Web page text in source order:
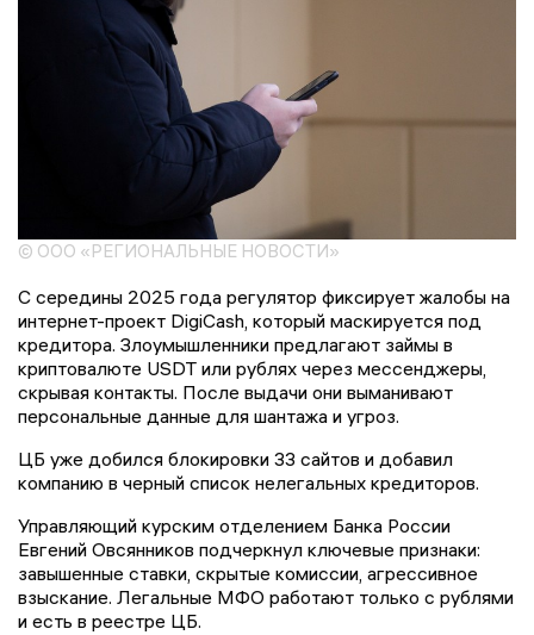
© ООО «РЕГИОНАЛЬНЫЕ НОВОСТИ»
С середины 2025 года регулятор фиксирует жалобы на
интернет-проект DigiCash, который маскируется под
кредитора. Злоумышленники предлагают займы в
криптовалюте USDT или рублях через мессенджеры,
скрывая контакты. После выдачи они выманивают
персональные данные для шантажа и угроз.
ЦБ уже добился блокировки 33 сайтов и добавил
компанию в черный список нелегальных кредиторов.
Управляющий курским отделением Банка России
Евгений Овсянников подчеркнул ключевые признаки:
завышенные ставки, скрытые комиссии, агрессивное
взыскание. Легальные МФО работают только с рублями
и есть в реестре ЦБ.